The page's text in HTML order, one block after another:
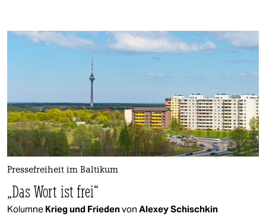
Pressefreiheit im Baltikum
„Das Wort ist frei“
Kolumne Krieg und Friedenvon Alexey Schischkin